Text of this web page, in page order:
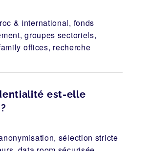
& international, fonds
groupes sectoriels,
offices, recherche
est-elle
sélection stricte